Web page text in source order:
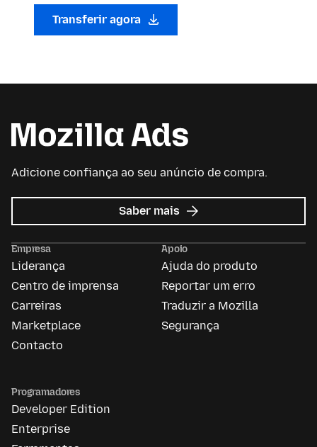
Transferir agora
Adicione confiança ao seu anúncio de compra.
Saber mais sobre
Anúncios
Mozilla
Empresa
Liderança
Centro de imprensa
Carreiras
Marketplace
Contacto
Apoio
Ajuda do produto
Reportar um erro
Traduzir a Mozilla
Segurança
Programadores
Developer Edition
Enterprise